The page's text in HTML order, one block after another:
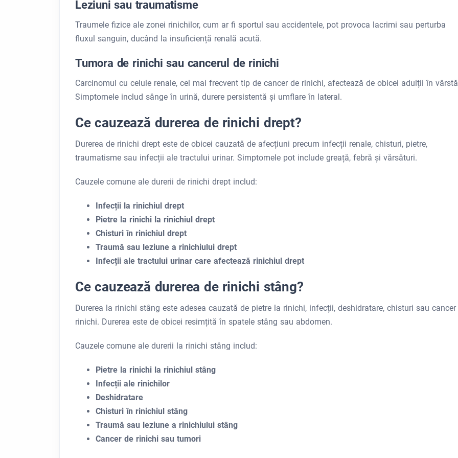
Leziuni sau traumatisme
Traumele fizice ale zonei rinichilor, cum ar fi sportul sau accidentele, pot provoca lacrimi sau perturba
fluxul sanguin, ducând la insuficiență renală acută.
Tumora de rinichi sau cancerul de rinichi
Carcinomul cu celule renale, cel mai frecvent tip de cancer de rinichi, afectează de obicei adulții în
Simptomele includ sânge în urină, durere persistentă și umflare în lateral.
Ce cauzează durerea de rinichi drept?
Durerea de rinichi drept este de obicei cauzată de afecțiuni precum infecții renale, chisturi, pietre,
traumatisme sau infecții ale tractului urinar. Simptomele pot include greață, febră și vărsături.
Cauzele comune ale durerii de rinichi drept includ:
Infecții la rinichiul drept
Pietre la rinichi la rinichiul drept
Chisturi în rinichiul drept
Traumă sau leziune a rinichiului drept
Infecții ale tractului urinar care afectează rinichiul drept
Ce cauzează durerea de rinichi stâng?
Durerea la rinichi stâng este adesea cauzată de pietre la rinichi, infecții, deshidratare, chisturi sau
rinichi. Durerea este de obicei resimțită în spatele stâng sau abdomen.
Cauzele comune ale durerii la rinichi stâng includ:
Pietre la rinichi la rinichiul stâng
Infecții ale rinichilor
Deshidratare
Chisturi în rinichiul stâng
Traumă sau leziune a rinichiului stâng
Cancer de rinichi sau tumori